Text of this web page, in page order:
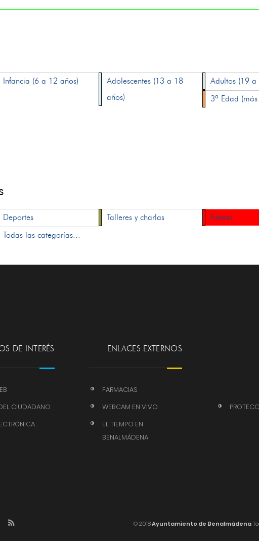
Infancia (6 a 12 años)
Adolescentes (13 a 18
años)
Adultos (19 a
3ª Edad
Deportes Talleres y charlas
Fiestas
Todas las categorías...
DE INTERÉS
CIUDADANO
ENLACES EXTERNOS
FARMACIAS
WEBCAM EN VIVO
EL TIEMPO EN
BENALMÁDENA
© 2018Ayuntamiento de Benalmádena